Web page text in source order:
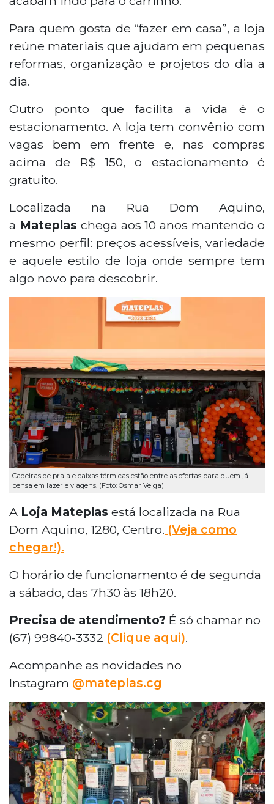
Para quem gosta de “fazer em casa”, a loja
reúne materiais que ajudam em pequenas
reformas, organização e projetos do dia a
dia.
Outro ponto que facilita a vida é o
estacionamento. A loja tem convênio com
vagas bem em frente e, nas compras
acima de R$ 150, o estacionamento é
gratuito.
Localizada na Rua Dom Aquino,
a Mateplas chega aos 10 anos mantendo o
mesmo perfil: preços acessíveis, variedade
e aquele estilo de loja onde sempre tem
algo novo para descobrir.
Cadeiras de praia e caixas térmicas estão entre as ofertas para quem já
pensa em lazer e viagens. (Foto: Osmar Veiga)
A Loja Mateplas está localizada na Rua
Dom Aquino, 1280, Centro. (Veja como
chegar!).
O horário de funcionamento é de segunda
a sábado, das 7h30 às 18h20.
Precisa de atendimento? É só chamar no
(67) 99840-3332 (Clique aqui).
Acompanhe as novidades no
Instagram @mateplas.cg